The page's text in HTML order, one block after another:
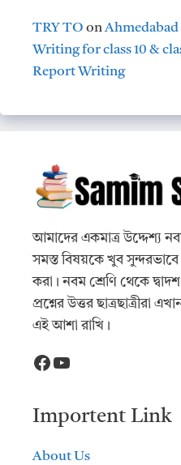
TRY TO onAhmedabad
Writing for class 10 &
Report Writing
আমাদের একমাত্র উদ্দেশ্য
সমস্ত বিষয়কে খুব সুন্দরভাবে
করা। নবম শ্রেণি থেকে
প্রশ্নের উত্তর ছাত্রছাত্রীরা
এই আশা রাখি।
Facebook
YouTube
Importent Link
About Us